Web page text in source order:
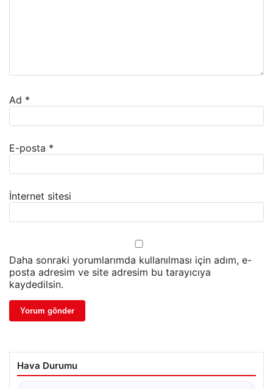
Ad *
E-posta *
İnternet sitesi
Daha sonraki yorumlarımda kullanılması için adım, e-
posta adresim ve site adresim bu tarayıcıya
kaydedilsin.
Hava Durumu